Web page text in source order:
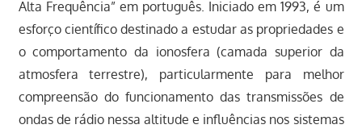
Alta Frequência” em português. Iniciado em 1993, é um
esforço científico destinado a estudar as propriedades e
o comportamento da ionosfera (camada superior da
atmosfera terrestre), particularmente para melhor
compreensão do funcionamento das transmissões de
ondas de rádio nessa altitude e influências nos sistemas